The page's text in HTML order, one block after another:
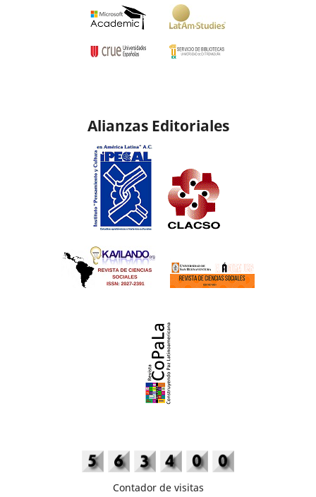
Alianzas Editoriales
Contador de visitas